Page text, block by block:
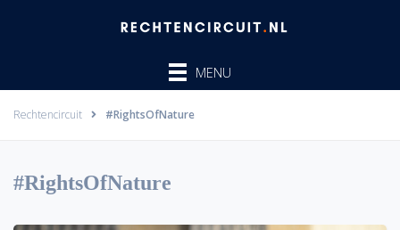
MENU
Rechtencircuit #RightsOfNature
#RightsOfNature